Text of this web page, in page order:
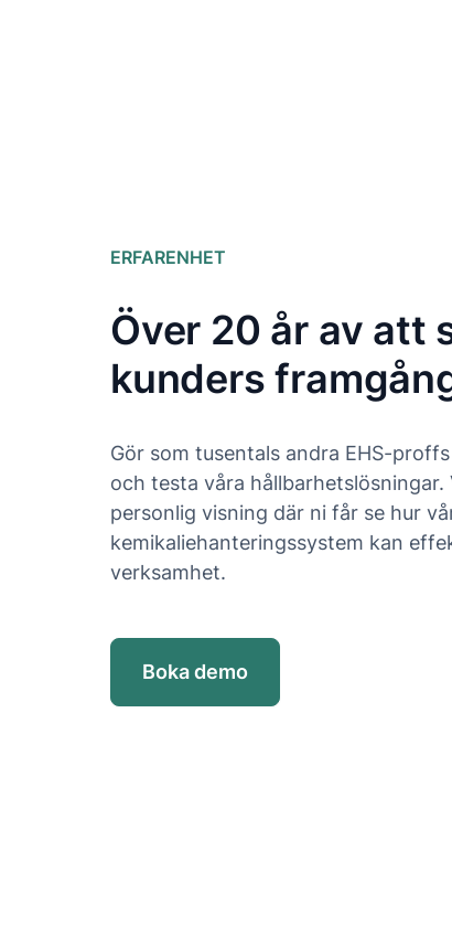
ERFARENHET
Över 20 år av att
kunders
Gör som tusentals andra EHS-
och testa våra hållbarhetslösningar.
personlig visning där ni får se hur
kemikaliehanteringssystem kan
verksamhet.
Boka demo